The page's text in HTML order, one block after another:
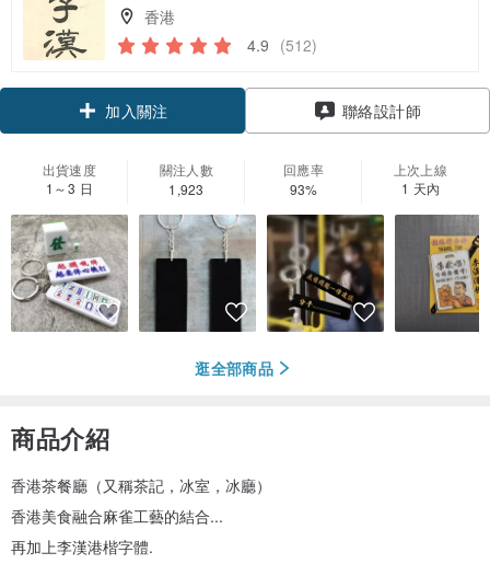
香港
4.9 (512)
加入關注 聯絡設計師
出貨速度
1～3 日
關注人數
1,923
回應率
93%
上次上線
1 天內
逛全部商品
商品介紹
香港茶餐廳（又稱茶記，冰室，冰廳）
香港美食融合麻雀工藝的結合...
再加上李漢港楷字體.